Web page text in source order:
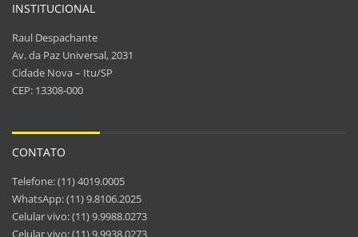
INSTITUCIONAL
Raul Despachante
Av. da Paz Universal, 2031
Cidade Nova – Itu/SP
CEP: 13308-000
CONTATO
Telefone: (11) 4019.0005
WhatsApp: (11) 9.8106.2025
Celular vivo: (11) 9.9988.0273